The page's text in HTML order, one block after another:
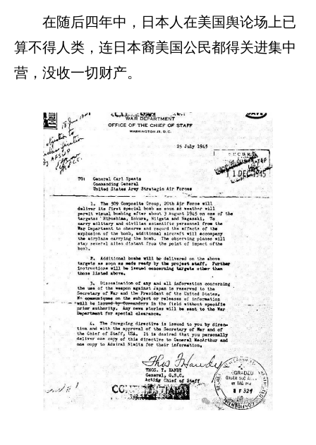
在随后四年中，日本人在美国舆论场上已
算不得人类，连日本裔美国公民都得关进集中
营，没收一切财产。